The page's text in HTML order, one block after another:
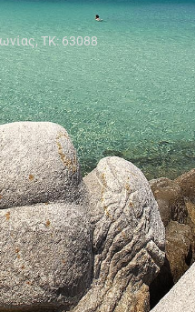
ΤΚ: 63088